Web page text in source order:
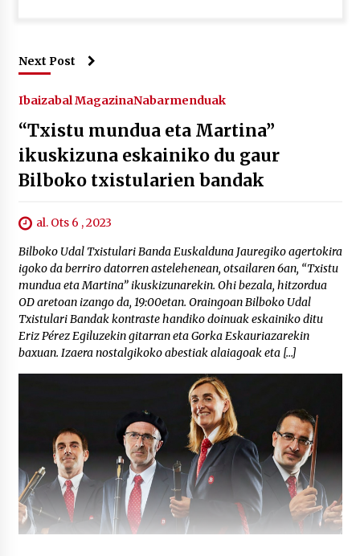
Next Post
Ibaizabal MagazinaNabarmenduak
“Txistu mundua eta Martina”
ikuskizuna eskainiko du gaur
Bilboko txistularien bandak
al. Ots 6 , 2023
Bilboko Udal Txistulari Banda Euskalduna Jauregiko agertokira
igoko da berriro datorren astelehenean, otsailaren 6an, “Txistu
mundua eta Martina” ikuskizunarekin. Ohi bezala, hitzordua
OD aretoan izango da, 19:00etan. Oraingoan Bilboko Udal
Txistulari Bandak kontraste handiko doinuak eskainiko ditu
Eriz Pérez Egiluzekin gitarran eta Gorka Eskauriazarekin
baxuan. Izaera nostalgikoko abestiak alaiagoak eta […]